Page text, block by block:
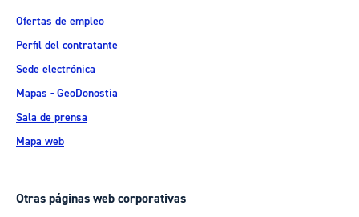
Ofertas de empleo
Perfil del contratante
Sede electrónica
Mapas - GeoDonostia
Sala de prensa
Mapa web
Otras páginas web corporativas